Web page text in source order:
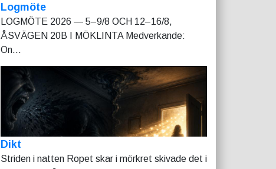
Logmöte
LOGMÖTE 2026 — 5–9/8 OCH 12–16/8,
ÅSVÄGEN 20B I MÖKLINTA Medverkande:
On...
Dikt
Striden i natten Ropet skar i mörkret skivade det i